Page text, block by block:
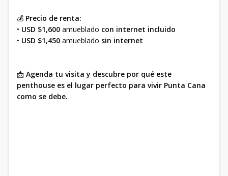
💰 Precio de renta:
• USD $1,600 amueblado con internet incluido
• USD $1,450 amueblado sin internet
📩 Agenda tu visita y descubre por qué este
penthouse es el lugar perfecto para vivir Punta Cana
como se debe.